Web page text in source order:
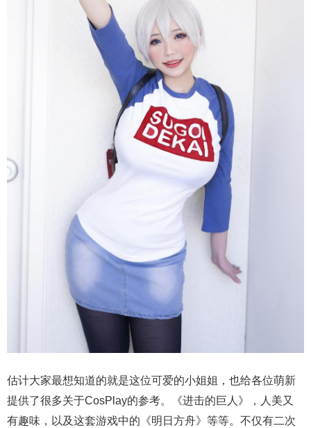
估计大家最想知道的就是这位可爱的小姐姐，也给各位萌新
提供了很多关于CosPlay的参考。《进击的巨人》，人美又
有趣味，以及这套游戏中的《明日方舟》等等。不仅有二次